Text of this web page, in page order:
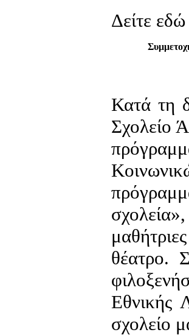
Δείτε
Κατά τη
Σχολείο
θέατρο.
Εθνικής
σχολείο